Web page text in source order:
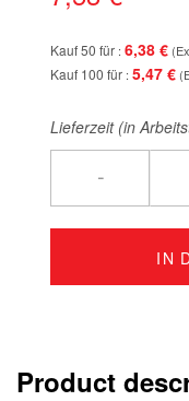
Kauf 50 für 6,38 €
Kauf 100 für 5,47 €
Lieferzeit (in
-
IN
Product